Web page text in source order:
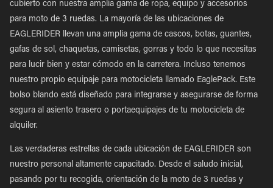
cubierto con nuestra amplia gama de ropa, equipo y accesorios
para moto de 3 ruedas. La mayoría de las ubicaciones de
EAGLERIDER llevan una amplia gama de cascos, botas, guantes,
gafas de sol, chaquetas, camisetas, gorras y todo lo que necesitas
para lucir bien y estar cómodo en la carretera. Incluso tenemos
nuestro propio equipaje para motocicleta llamado EaglePack. Este
bolso blando está diseñado para integrarse y asegurarse de forma
segura al asiento trasero o portaequipajes de tu motocicleta de
alquiler.
Las verdaderas estrellas de cada ubicación de EAGLERIDER son
nuestro personal altamente capacitado. Desde el saludo inicial,
pasando por tu recogida, orientación de la moto de 3 ruedas y